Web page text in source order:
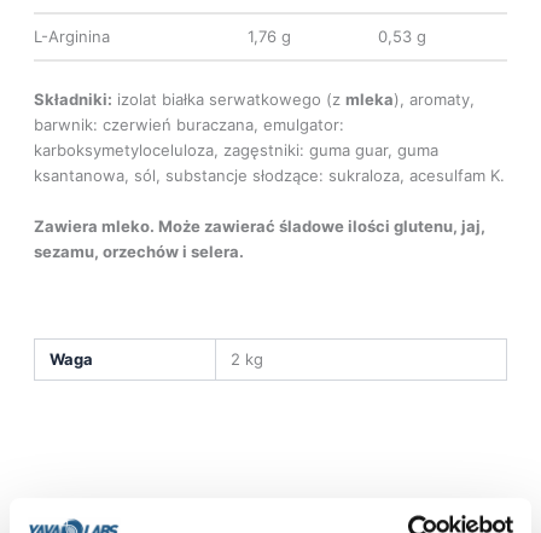
L-Arginina 1,76 g 0,53 g
Składniki: izolat białka serwatkowego (z mleka), aromaty,
barwnik: czerwień buraczana, emulgator:
karboksymetyloceluloza, zagęstniki: guma guar, guma
ksantanowa, sól, substancje słodzące: sukraloza, acesulfam K.
Zawiera mleko. Może zawierać śladowe ilości glutenu, jaj,
sezamu, orzechów i selera.
Waga 2 kg